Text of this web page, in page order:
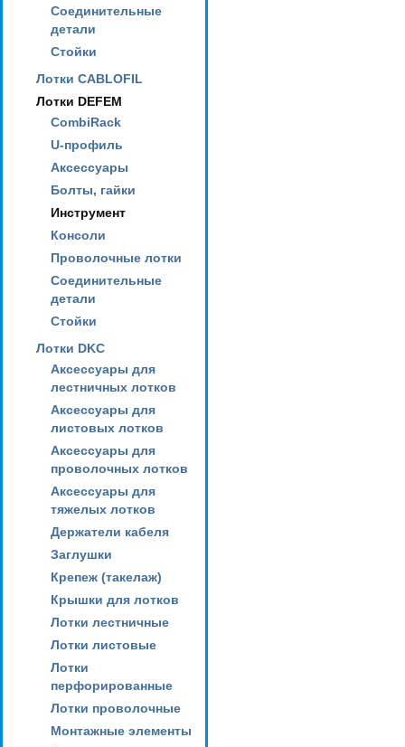
Соединительные
детали
Стойки
Лотки CABLOFIL
Лотки DEFEM
CombiRack
U-профиль
Аксессуары
Болты, гайки
Инструмент
Консоли
Проволочные лотки
Соединительные
детали
Стойки
Лотки DKC
Аксессуары для
лестничных лотков
Аксессуары для
листовых лотков
Аксессуары для
проволочных лотков
Аксессуары для
тяжелых лотков
Держатели кабеля
Заглушки
Крепеж (такелаж)
Крышки для лотков
Лотки лестничные
Лотки листовые
Лотки
перфорированные
Лотки проволочные
Монтажные элементы